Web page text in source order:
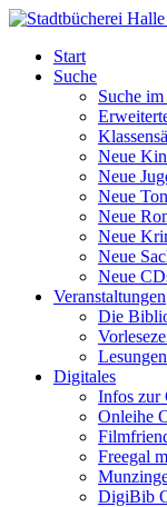
Start
Suche
Suche
Neue
Neue
Neue
Neue
Neue
Neue
Neue
Veranstaltungen
Die
Lesungen
Digitales
Infos zur
Onleihe
Freegal
DigiBib